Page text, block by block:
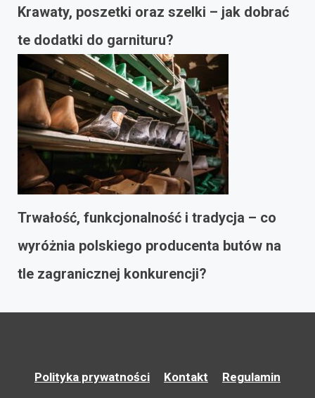
Krawaty, poszetki oraz szelki – jak dobrać
te dodatki do garnituru?
Trwałość, funkcjonalność i tradycja – co
wyróżnia polskiego producenta butów na
tle zagranicznej konkurencji?
Polityka prywatności Kontakt Regulamin